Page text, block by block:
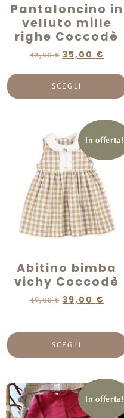
Pantaloncino in
velluto mille
righe Coccodè
43,00€ 35,00 €
SCEGLI
In offerta!
Abitino bimba
vichy Coccodè
49,00€ 39,00 €
SCEGLI
In offerta!